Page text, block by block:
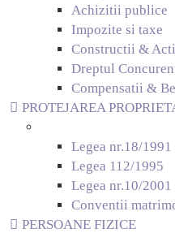
Achizitii publice
Impozite si taxe
Constructii &
Dreptul
Compensatii &
PROTEJAREA
Legea nr.18/
Legea 112/1995
Legea nr.10/2001
Conventii
PERSOANE FIZICE